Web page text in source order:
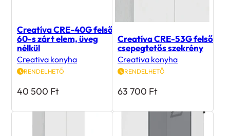
60-s zárt elem, üveg
nélkül
Creativa konyha
RENDELHETŐ
40 500
Creatíva CRE-53G felső
csepegtetős szekrény
Creativa konyha
RENDELHETŐ
63 700